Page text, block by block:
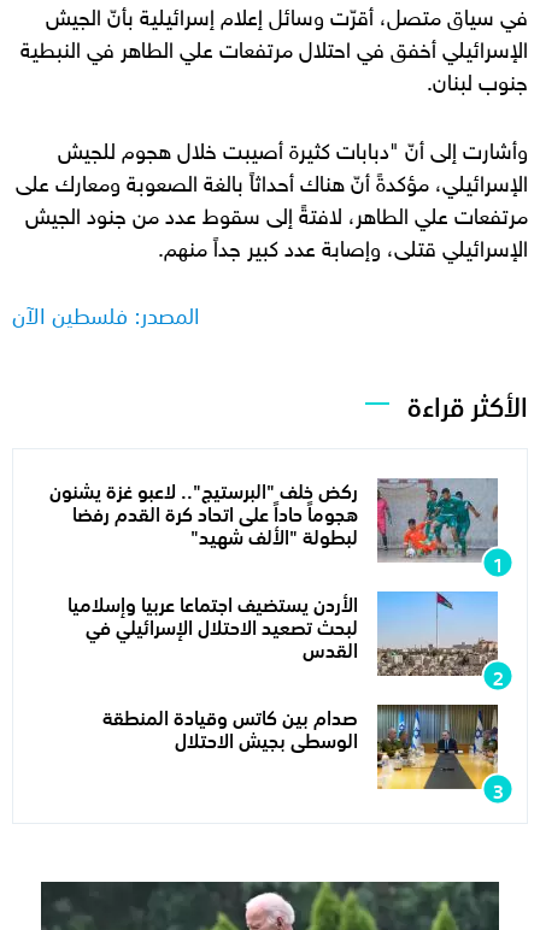
في سياق متصل، أقرّت وسائل إعلام إسرائيلية بأنّ الجيش
الإسرائيلي أخفق في احتلال مرتفعات علي الطاهر في النبطية
جنوب لبنان.
وأشارت إلى أنّ "دبابات كثيرة أصيبت خلال هجوم للجيش
الإسرائيلي، مؤكدةً أنّ هناك أحداثاً بالغة الصعوبة ومعارك على
مرتفعات علي الطاهر، لافتةً إلى سقوط عدد من جنود الجيش
الإسرائيلي قتلى، وإصابة عدد كبير جداً منهم.
المصدر: فلسطين الآن
الأكثر قراءة
ركض خلف "البرستيج".. لاعبو غزة يشنون
هجوماً حاداً على اتحاد كرة القدم رفضا
لبطولة "الألف شهيد"
الأردن يستضيف اجتماعا عربيا وإسلاميا
لبحث تصعيد الاحتلال الإسرائيلي في
القدس
صدام بين كاتس وقيادة المنطقة
الوسطى بجيش الاحتلال